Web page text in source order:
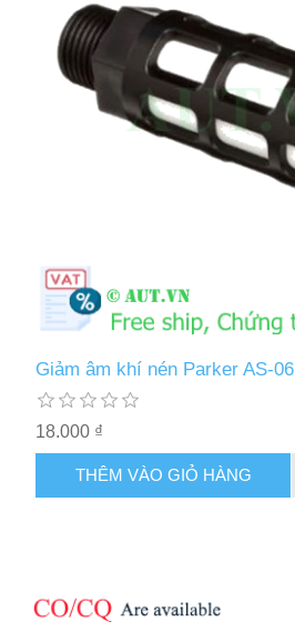
Giảm âm khí nén Parker AS-06
18.000 ₫
THÊM VÀO GIỎ HÀNG